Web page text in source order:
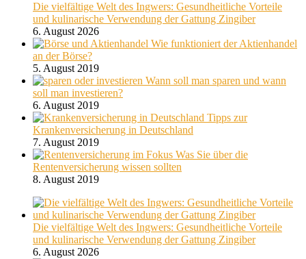
Die vielfältige Welt des Ingwers: Gesundheitliche Vorteile
und kulinarische Verwendung der Gattung Zingiber
6. August 2026
Wie funktioniert der Aktienhandel
an der Börse?
5. August 2019
Wann soll man sparen und wann
soll man investieren?
6. August 2019
Tipps zur
Krankenversicherung in Deutschland
7. August 2019
Was Sie über die
Rentenversicherung wissen sollten
8. August 2019
Die vielfältige Welt des Ingwers: Gesundheitliche Vorteile
und kulinarische Verwendung der Gattung Zingiber
6. August 2026